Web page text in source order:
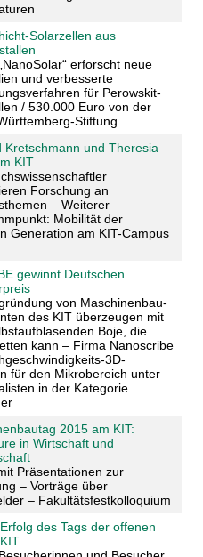
Solarzellen aus
erforscht neue
und verbesserte
für Perowskit-
/ 530.000 Euro von der
Stiftung
Kretschmann und Theresia
KIT
Forschung an
– Weiterer
Mobilität der
Generation am KIT-Campus
gewinnt Deutschen
von Maschinenbau-
des KIT überzeugen mit
Boje, die
kann – Firma Nanoscribe
3D-
für den Mikrobereich unter
in der Kategorie
2015 am KIT:
in Wirtschaft und
Präsentationen zur
– Vorträge über
– Fakultätsfestkolloquium
des Tags der offenen